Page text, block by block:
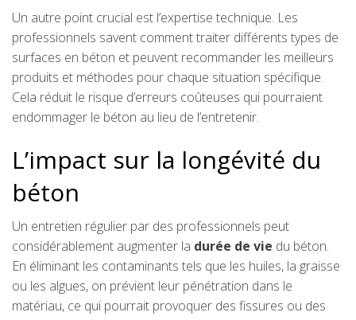
Un autre point crucial est l’expertise technique. Les
professionnels savent comment traiter différents types de
surfaces en béton et peuvent recommander les meilleurs
produits et méthodes pour chaque situation spécifique.
Cela réduit le risque d’erreurs coûteuses qui pourraient
endommager le béton au lieu de l’entretenir.
L’impact sur la longévité du
béton
Un entretien régulier par des professionnels peut
considérablement augmenter la durée de vie du béton.
En éliminant les contaminants tels que les huiles, la graisse
ou les algues, on prévient leur pénétration dans le
matériau, ce qui pourrait provoquer des fissures ou des